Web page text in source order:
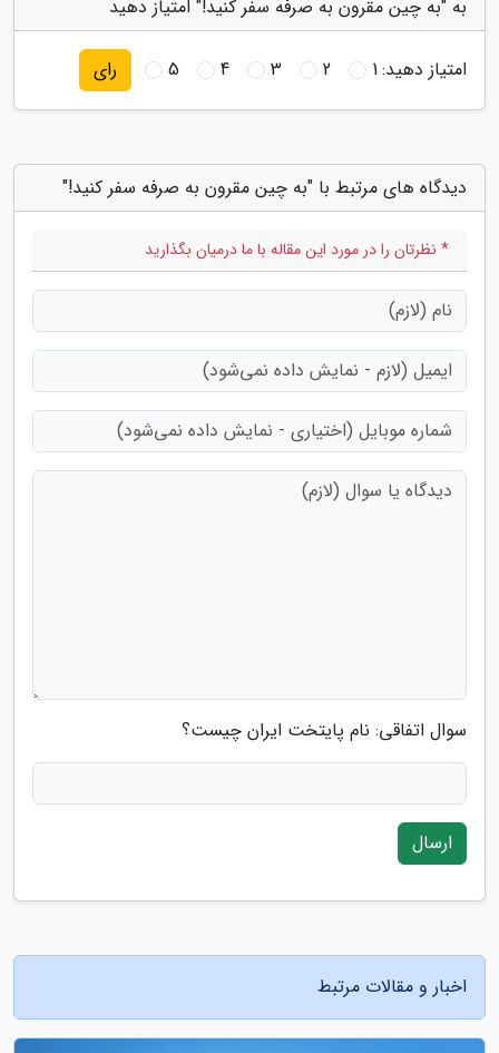
به "به چین مقرون به صرفه سفر کنید!" امتیاز دهید
امتیاز دهید:1
2
3
4
5 رای
دیدگاه های مرتبط با "به چین مقرون به صرفه سفر کنید!"
* نظرتان را در مورد این مقاله با ما درمیان بگذارید
سوال اتفاقی: نام پایتخت ایران چیست؟
ارسال
اخبار و مقالات مرتبط